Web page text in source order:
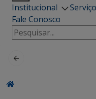
Institucional
Fale Conosco
Pesquisar
por: